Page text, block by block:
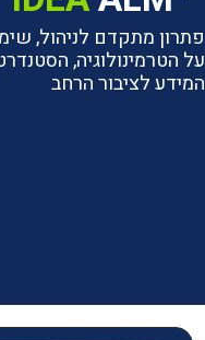
פתרון מתקדם לניהול,
על הטרמינולוגיה,
המידע לציבור הרחב